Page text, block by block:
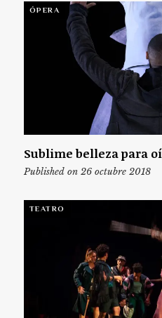
ÓPERA
Sublime belleza para
Published on 26 octubre 2018
TEATRO